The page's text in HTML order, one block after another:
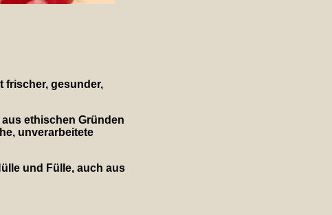
frischer, gesunder,
ethischen Gründen
unverarbeitete
und Fülle, auch aus